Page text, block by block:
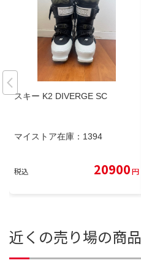
スキー K2 DIVERGE SC
マイストア在庫： 1394
税込 20900円
近くの売り場の商品